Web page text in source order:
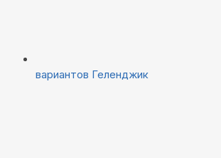
вариантов Геленджик